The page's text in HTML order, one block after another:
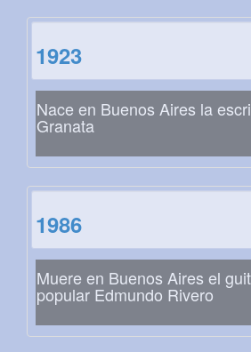
1923
Nace en Buenos Aires la
Granata
1986
Muere en Buenos Aires el
popular Edmundo Rivero